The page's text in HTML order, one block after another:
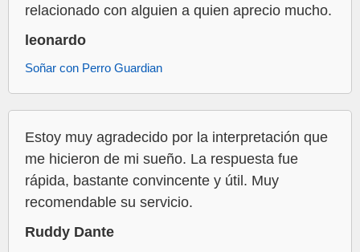
relacionado con alguien a quien aprecio mucho.
leonardo
Soñar con Perro Guardian
Estoy muy agradecido por la interpretación que
me hicieron de mi sueño. La respuesta fue
rápida, bastante convincente y útil. Muy
recomendable su servicio.
Ruddy Dante